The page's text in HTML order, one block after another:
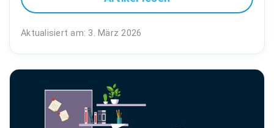
Aktualisiert am: 3. März 2026